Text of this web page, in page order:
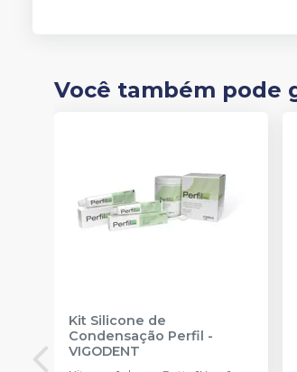
Você também pode
Kit Silicone de
Condensação Perfil -
VIGODENT